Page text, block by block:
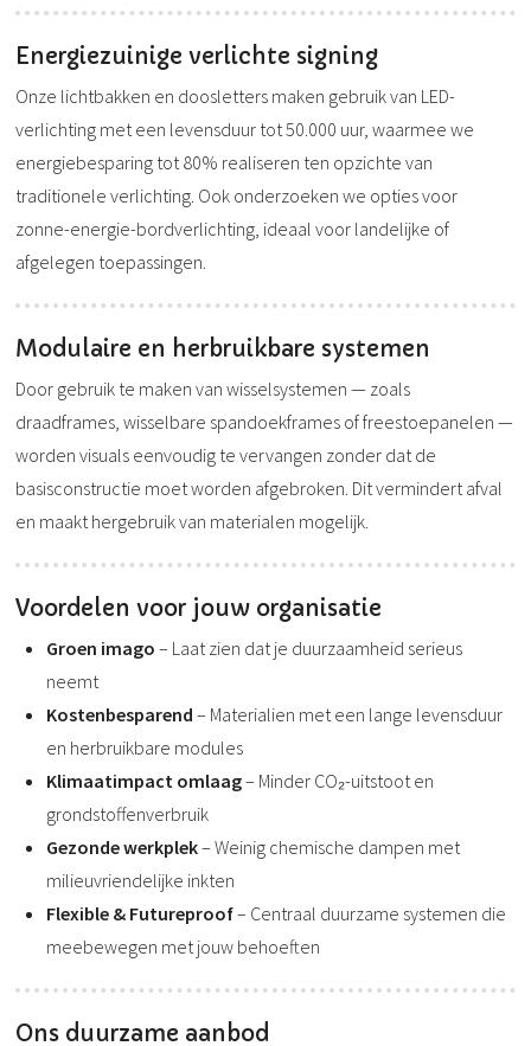
Energiezuinige verlichte signing
Onze lichtbakken en doosletters maken gebruik van LED-
verlichting met een levensduur tot 50.000 uur, waarmee we
energiebesparing tot 80% realiseren ten opzichte van
traditionele verlichting. Ook onderzoeken we opties voor
zonne-energie-bordverlichting, ideaal voor landelijke of
afgelegen toepassingen
Modulaire en herbruikbare systemen
Door gebruik te maken van wisselsystemen — zoals
draadframes, wisselbare spandoekframes of freestoepanelen —
worden visuals eenvoudig te vervangen zonder dat de
basisconstructie moet worden afgebroken. Dit vermindert afval
en maakt hergebruik van materialen mogelijk.
Voordelen voor jouw organisatie
Groen imago – Laat zien dat je duurzaamheid serieus
neemt
Kostenbesparend – Materialien met een lange levensduur
en herbruikbare modules
Klimaatimpact omlaag– Minder CO₂-uitstoot en
grondstoffenverbruik
Gezonde werkplek– Weinig chemische dampen met
milieuvriendelijke inkten
Flexible & Futureproof– Centraal duurzame systemen die
meebewegen met jouw behoeften
Ons duurzame aanbod